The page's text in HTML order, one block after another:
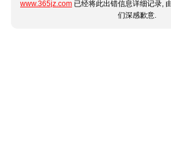
www.365jz.com 已经将此出错信息详细记录,
们深感歉意.